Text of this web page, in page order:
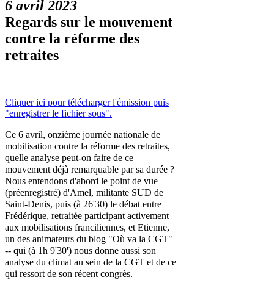
6 avril 2023
Regards sur le mouvement
contre la réforme des
retraites
Cliquer ici pour télécharger l'émission puis
"enregistrer le fichier sous".
Ce 6 avril, onzième journée nationale de
mobilisation contre la réforme des retraites,
quelle analyse peut-on faire de ce
mouvement déjà remarquable par sa durée ?
Nous entendons d'abord le point de vue
(préenregistré) d'Amel, militante SUD de
Saint-Denis, puis (à 26'30) le débat entre
Frédérique, retraitée participant activement
aux mobilisations franciliennes, et Etienne,
un des animateurs du blog "Où va la CGT"
-- qui (à 1h 9'30') nous donne aussi son
analyse du climat au sein de la CGT et de ce
qui ressort de son récent congrès.